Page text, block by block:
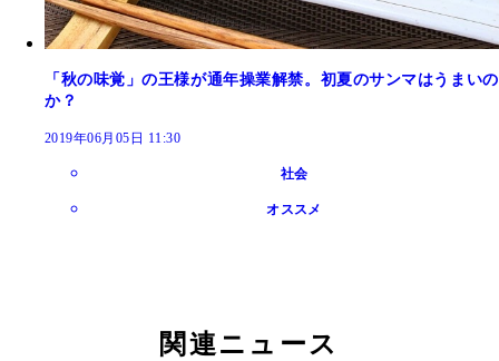
「秋の味覚」の王様が通年操業解禁。初夏のサンマはうまいの
か？
2019年06月05日 11:30
社会
オススメ
関連ニュース